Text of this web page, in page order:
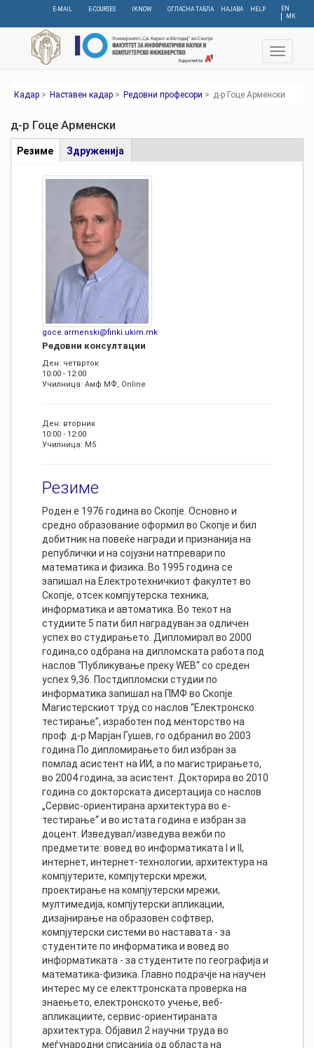
content
EN
МК
E-MAIL E-COURSES IKNOW ОГЛАСНА ТАБЛА НАЈАВА HELP
Toggle
Кадар > Наставен кадар > Редовни професори > д-р Гоце Арменски
д-р Гоце Арменски
Табови
Резиме (active
tab)
Здруженија
goce.armenski@finki.ukim.mk
Редовни консултации
Ден: четврток
10:00 - 12:00
Училница: Амф МФ, Online
Ден: вторник
10:00 - 12:00
Училница: M5
Резиме
Роден е 1976 година во Скопје. Основно и
средно образование оформил во Скопје и бил
добитник на повеќе награди и признанија на
републички и на сојузни натпревари по
математика и физика. Во 1995 година се
запишал на Електротехничкиот факултет во
Скопје, отсек компјутерска техника,
информатика и автоматика. Во текот на
студиите 5 пати бил наградуван за одличен
успех во студирањето. Дипломирал во 2000
година,со одбрана на дипломската работа под
наслов “Публикување преку WEB“ со среден
успех 9,36. Постдипломски студии по
информатика запишал на ПМФ во Скопје.
Магистерскиот труд со наслов “Електронско
тестирање”, изработен под менторство на
проф. д-р Марјан Гушев, го одбранил во 2003
година По дипломирањето бил избран за
помлад асистент на ИИ, а по магистрирањето,
во 2004 година, за асистент. Докторира во 2010
година со докторската дисертација со наслов
„Сервис-ориентирана архитектура во е-
тестирање“ и во истата година е избран за
доцент. Изведувал/изведува вежби по
предметите: вовед во информатиката I и II,
интернет, интернет-технологии, архитектура на
компјутерите, компјутерски мрежи,
проектирање на компјутерски мрежи,
мултимедија, компјутерски апликации,
дизајнирање на образовен софтвер,
компјутерски системи во наставата - за
студентите по информатика и вовед во
информатиката - за студентите по географија и
математика-физика. Главно подрачје на научен
интерес му се електтронската проверка на
знаењето, електронското учење, веб-
апликациите, сервис-ориентираната
архитектура. Објавил 2 научни трудa во
меѓународни списаниja од областа на